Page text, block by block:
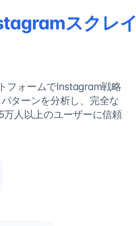
スクレイ
フォームでInstagram戦略
ターンを分析し、完全な
人以上のユーザーに信頼